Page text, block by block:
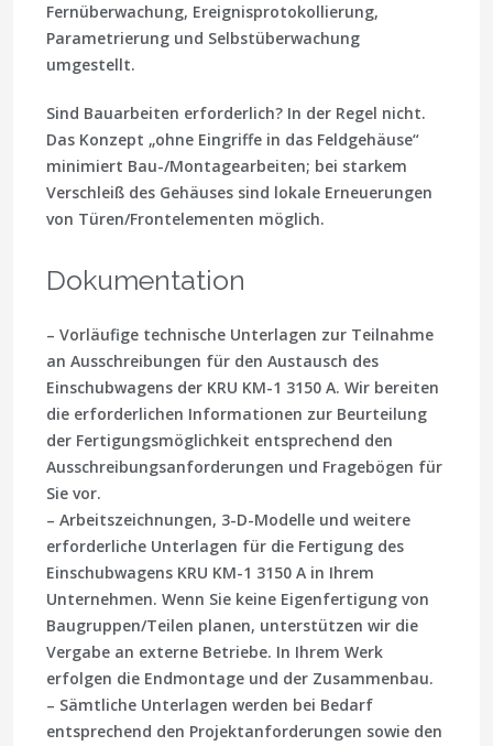
Fernüberwachung, Ereignisprotokollierung,
Parametrierung und Selbstüberwachung
umgestellt.
Sind Bauarbeiten erforderlich? In der Regel nicht.
Das Konzept „ohne Eingriffe in das Feldgehäuse“
minimiert Bau-/Montagearbeiten; bei starkem
Verschleiß des Gehäuses sind lokale Erneuerungen
von Türen/Frontelementen möglich.
Dokumentation
– Vorläufige technische Unterlagen zur Teilnahme
an Ausschreibungen für den Austausch des
Einschubwagens der KRU KМ-1 3150 A. Wir bereiten
die erforderlichen Informationen zur Beurteilung
der Fertigungsmöglichkeit entsprechend den
Ausschreibungsanforderungen und Fragebögen für
Sie vor.
– Arbeitszeichnungen, 3-D-Modelle und weitere
erforderliche Unterlagen für die Fertigung des
Einschubwagens KRU KМ-1 3150 A in Ihrem
Unternehmen. Wenn Sie keine Eigenfertigung von
Baugruppen/Teilen planen, unterstützen wir die
Vergabe an externe Betriebe. In Ihrem Werk
erfolgen die Endmontage und der Zusammenbau.
– Sämtliche Unterlagen werden bei Bedarf
entsprechend den Projektanforderungen sowie den